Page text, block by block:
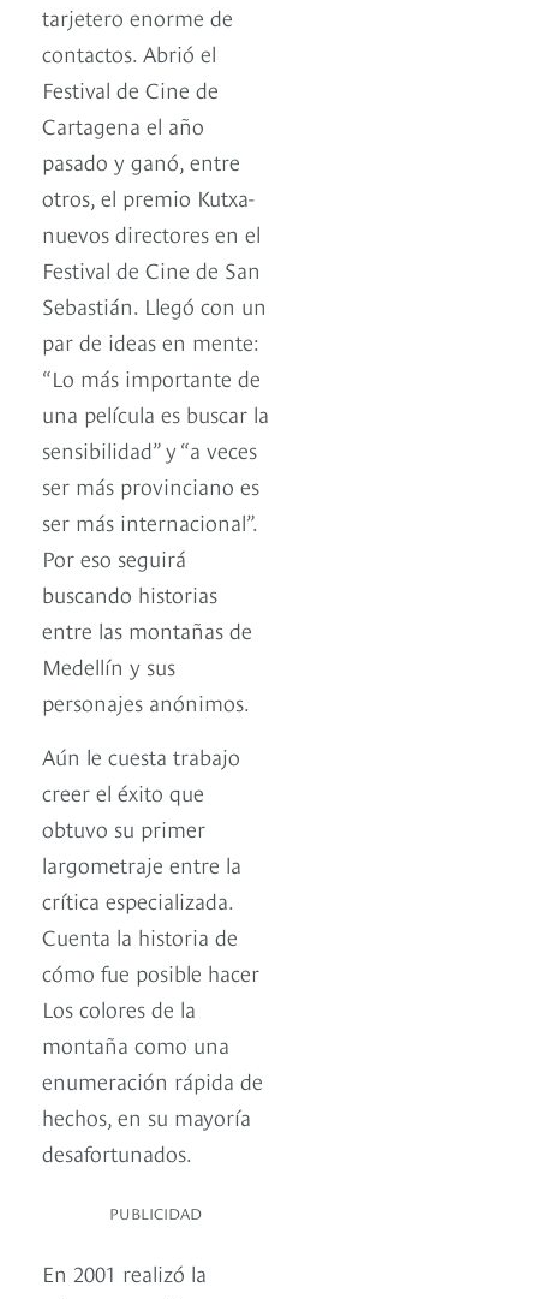
tarjetero enorme de
contactos. Abrió el
Festival de Cine de
Cartagena el año
pasado y ganó, entre
otros, el premio Kutxa-
nuevos directores en el
Festival de Cine de San
Sebastián. Llegó con un
par de ideas en mente:
“Lo más importante de
una película es buscar la
sensibilidad” y “a veces
ser más provinciano es
ser más internacional”.
Por eso seguirá
buscando historias
entre las montañas de
Medellín y sus
personajes anónimos.
Aún le cuesta trabajo
creer el éxito que
obtuvo su primer
largometraje entre la
crítica especializada.
Cuenta la historia de
cómo fue posible hacer
Los colores de la
montaña como una
enumeración rápida de
hechos, en su mayoría
desafortunados.
PUBLICIDAD
En 2001 realizó la